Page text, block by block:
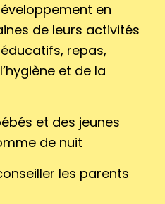
en
de leurs activités
repas,
et de la
et des jeunes
de nuit
les parents